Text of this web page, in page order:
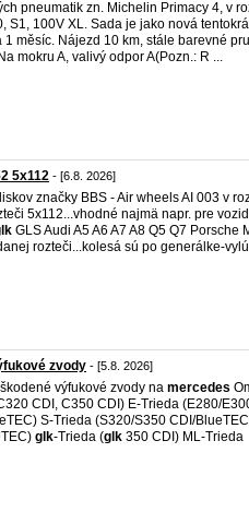
pneumatik zn. Michelin Primacy 4, v
S1, 100V XL. Sada je jako nová
1 měsíc. Nájezd 10 km, stále barevné
mokru A, valivý odpor A(Pozn.: R ...
5x112 - [6.8. 2026]
značky BBS - Air wheels AI 003 v
5x112...vhodné najmä napr. pre
GLS Audi A5 A6 A7 A8 Q5 Q7 Porsche
rozteči...kolesá sú po generálke-
zvody - [5.8. 2026]
výfukové zvody na mercedes
CDI, C350 CDI) E-Trieda (E280/
S-Trieda (S320/S350 CDI/
glk-Trieda (glk 350 CDI) ML-Trieda